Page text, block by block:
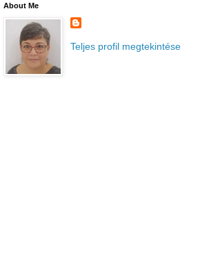
About Me
Teljes profil megtekintése